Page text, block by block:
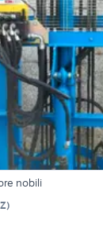
nobili
)